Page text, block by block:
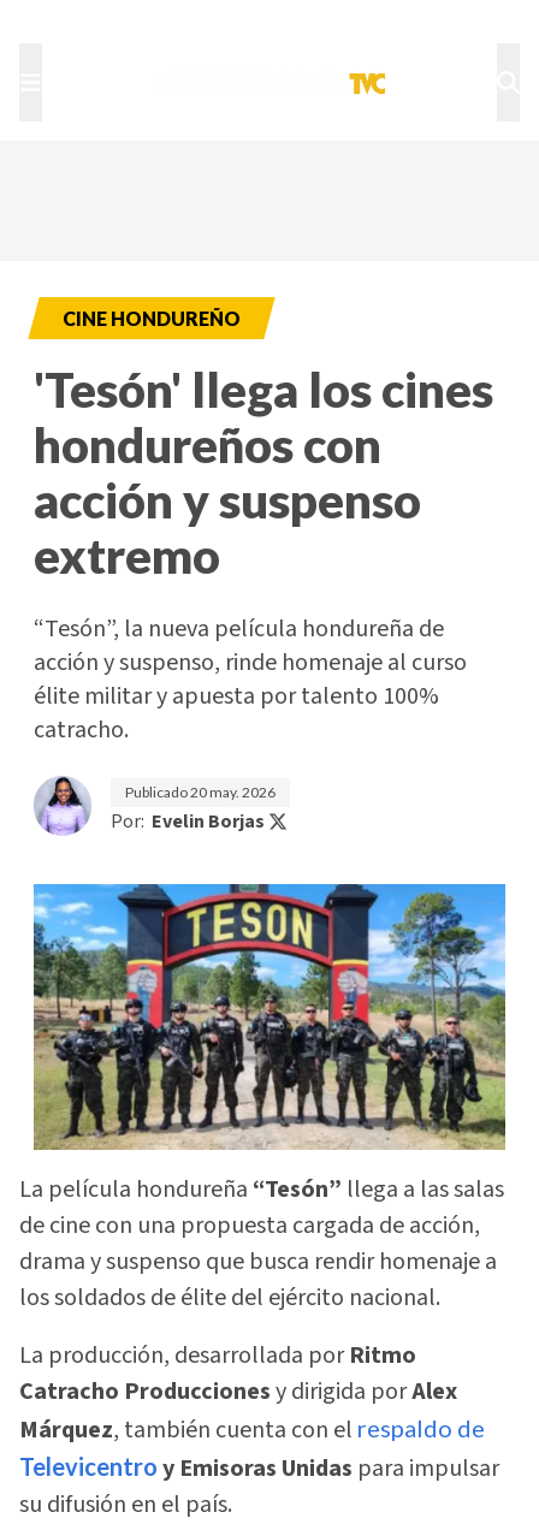
CINE HONDUREÑO
'Tesón' llega los cines
hondureños con
acción y suspenso
extremo
“Tesón”, la nueva película hondureña de
acción y suspenso, rinde homenaje al curso
élite militar y apuesta por talento 100%
catracho.
Publicado20 may. 2026
Por: Evelin Borjas
La película hondureña “Tesón” llega a las salas
de cine con una propuesta cargada de acción,
drama y suspenso que busca rendir homenaje a
los soldados de élite del ejército nacional.
La producción, desarrollada porRitmo
Catracho Produccionesy dirigida porAlex
Márquez, también cuenta con el respaldo de
Televicentro y Emisoras Unidas para impulsar
su difusión en el país.